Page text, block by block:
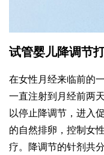
试管婴儿降调节
在女性月经来临前的
一直注射到月经前两
以停止降调节，进入
的自然排卵，控制女
疗。降调节的针剂共